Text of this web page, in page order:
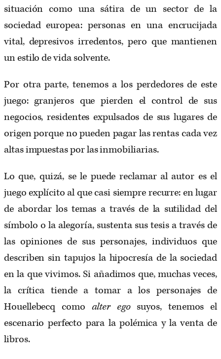
situación como una sátira de un sector de la
sociedad europea: personas en una encrucijada
vital, depresivos irredentos, pero que mantienen
un estilo de vida solvente.
Por otra parte, tenemos a los perdedores de este
juego: granjeros que pierden el control de sus
negocios, residentes expulsados de sus lugares de
origen porque no pueden pagar las rentas cada vez
altas impuestas por las inmobiliarias.
Lo que, quizá, se le puede reclamar al autor es el
juego explícito al que casi siempre recurre: en lugar
de abordar los temas a través de la sutilidad del
símbolo o la alegoría, sustenta sus tesis a través de
las opiniones de sus personajes, individuos que
describen sin tapujos la hipocresía de la sociedad
en la que vivimos. Si añadimos que, muchas veces,
la crítica tiende a tomar a los personajes de
Houellebecq como alter egosuyos, tenemos el
escenario perfecto para la polémica y la venta de
libros.